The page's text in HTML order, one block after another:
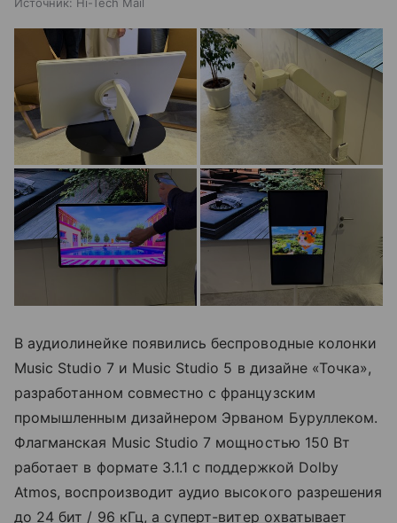
В аудиолинейке появились беспроводные колонки
Music Studio 7 и Music Studio 5 в дизайне «Точка»,
разработанном совместно с французским
промышленным дизайнером Эрваном Буруллеком.
Флагманская Music Studio 7 мощностью 150 Вт
работает в формате 3.1.1 с поддержкой Dolby
Atmos, воспроизводит аудио высокого разрешения
до 24 бит / 96 кГц, а суперт-витер охватывает